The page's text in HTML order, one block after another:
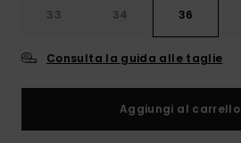
33 34 36
Consulta la guida alle taglie
Aggiungi al carrello